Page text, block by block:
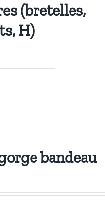
(bretelles,
H)
bandeau